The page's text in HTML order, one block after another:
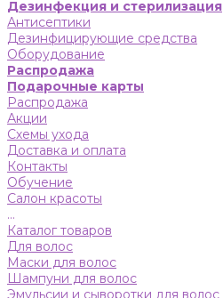
Дезинфекция и стерилизация
Антисептики
Дезинфицирующие средства
Оборудование
Распродажа
Подарочные карты
Распродажа
Акции
Схемы ухода
Доставка и оплата
Контакты
Обучение
Салон красоты
...
Каталог товаров
Для волос
Маски для волос
Шампуни для волос
Эмульсии и сыворотки для волос